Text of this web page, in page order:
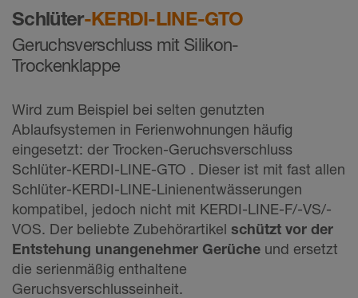
Schlüter-KERDI-LINE-GTO
Geruchsverschluss mit Silikon-
Trockenklappe
Wird zum Beispiel bei selten genutzten
Ablaufsystemen in Ferienwohnungen häufig
eingesetzt: der Trocken-Geruchsverschluss
Schlüter-KERDI-LINE-GTO . Dieser ist mit fast allen
Schlüter-KERDI-LINE-Linienentwässerungen
kompatibel, jedoch nicht mit KERDI-LINE-F/-VS/-
VOS. Der beliebte Zubehörartikel schützt vor der
Entstehung unangenehmer Gerüche und ersetzt
die serienmäßig enthaltene
Geruchsverschlusseinheit.